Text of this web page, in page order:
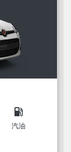
local_gas_station
汽油